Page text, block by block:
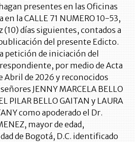
presentes en las Oficinas
la CALLE 71 NUMERO 10-53,
(10) días siguientes, contados a
del presente Edicto.
petición de iniciación del
por medio de Acta
Abril de 2026 y reconocidos
JENNY MARCELA BELLO
PILAR BELLO GAITAN y LAURA
como apoderado el Dr.
mayor de edad,
de Bogotá, D.C. identificado